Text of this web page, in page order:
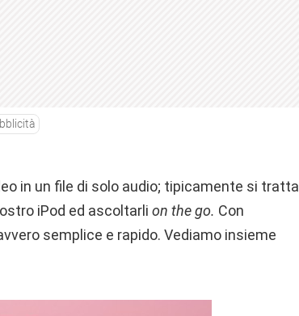
in un file di solo audio; tipicamente si tratta
iPod ed ascoltarli on the go. Con
semplice e rapido. Vediamo insieme